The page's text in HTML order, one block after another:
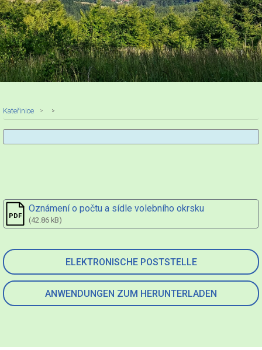
ELEKTRONISCHE POSTSTELLE
ANWENDUNGEN ZUM HERUNTERLADEN
Kateřinice
Oznámení o počtu a sídle volebního okrsku
(42.86 kB)